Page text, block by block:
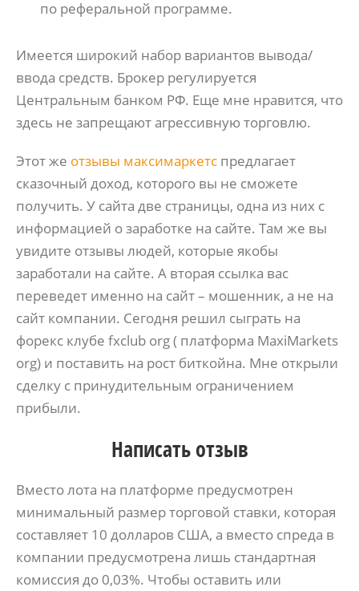
по реферальной программе.
Имеется широкий набор вариантов вывода/
ввода средств. Брокер регулируется
Центральным банком РФ. Еще мне нравится, что
здесь не запрещают агрессивную торговлю.
Этот же отзывы максимаркетс предлагает
сказочный доход, которого вы не сможете
получить. У сайта две страницы, одна из них с
информацией о заработке на сайте. Там же вы
увидите отзывы людей, которые якобы
заработали на сайте. А вторая ссылка вас
переведет именно на сайт – мошенник, а не на
сайт компании. Сегодня решил сыграть на
форекс клубе fxclub org ( платформа MaxiMarkets
org) и поставить на рост биткойна. Мне открыли
сделку с принудительным ограничением
прибыли.
Написать отзыв
Вместо лота на платформе предусмотрен
минимальный размер торговой ставки, которая
составляет 10 долларов США, а вместо спреда в
компании предусмотрена лишь стандартная
комиссия до 0,03%. Чтобы оставить или